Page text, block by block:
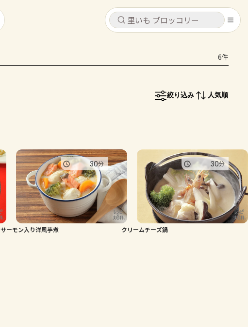
キャンセル
ログインするとレシピを保存できます
コンテンツ
レシピ
トーク
よくあるお問い合わせ
キャンセル
レシピ コンテンツ
6件
絞り込み 人気順
サーモン入り洋風芋煮
30分
クリームチーズ鍋
30分